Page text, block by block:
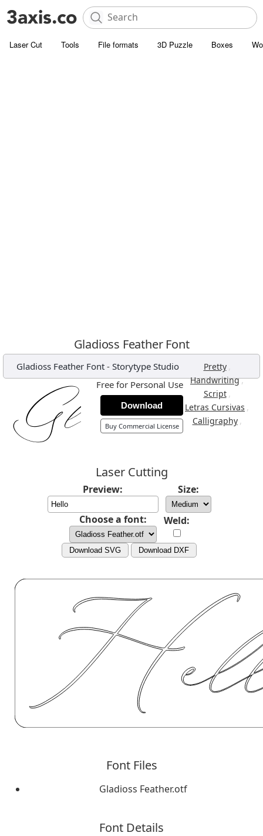
Laser Cut Tools File formats 3D Puzzle Boxes
Gladioss Feather Font
Gladioss Feather Font - Storytype Studio Pretty ,
Handwriting,
Script ,
Letras Cursivas ,
Calligraphy ,
Free for Personal Use
Download
Buy Commercial License
Laser Cutting
Preview: Size:
Choose a font: Weld:
Download SVG Download DXF
Font Files
Gladioss Feather.otf
Font Details